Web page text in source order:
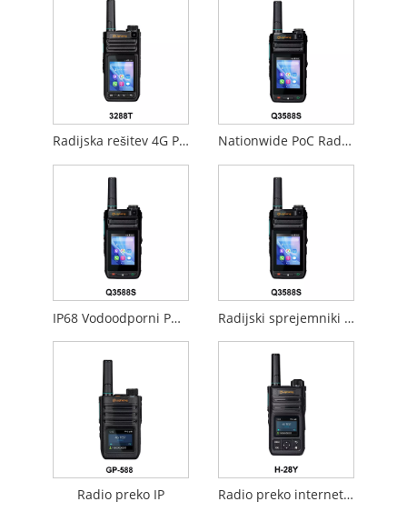
Radijska rešitev 4G POC Nationwide PoC Radios
IP68 Vodoodporni POC radijski sprejemniki Radijski sprejemniki za eksplozijo PoC
Radio preko IP Radio preko internetnega protokola